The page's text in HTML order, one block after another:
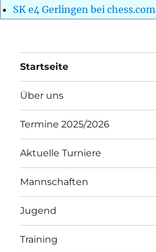
SK e4 Gerlingen bei chess.com
Startseite
Über uns
Termine 2025/2026
Aktuelle Turniere
Mannschaften
Jugend
Training